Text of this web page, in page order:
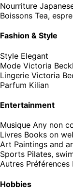
Nourriture
Boissons Tea,
Fashion & Style
Style Elegant
Mode Victoria
Lingerie Victoria
Parfum Kilian
Entertainment
Musique Any non
Livres Books on
Art Paintings and
Sports Pilates,
Autres Préférences
Hobbies